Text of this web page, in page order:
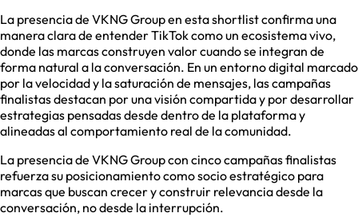
La presencia de VKNG Group en esta shortlist confirma una
manera clara de entender TikTok como un ecosistema vivo,
donde las marcas construyen valor cuando se integran de
forma natural a la conversación. En un entorno digital marcado
por la velocidad y la saturación de mensajes, las campañas
finalistas destacan por una visión compartida y por desarrollar
estrategias pensadas desde dentro de la plataforma y
alineadas al comportamiento real de la comunidad.
La presencia de VKNG Group con cinco campañas finalistas
refuerza su posicionamiento como socio estratégico para
marcas que buscan crecer y construir relevancia desde la
conversación, no desde la interrupción.